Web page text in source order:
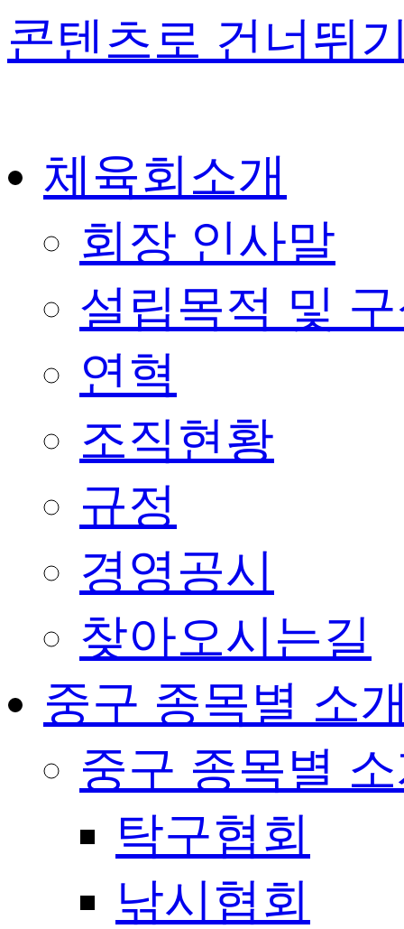
콘텐츠로 건너뛰
체육회소개
회장 인사말
설립목적 및
연혁
조직현황
규정
경영공시
찾아오시는길
중구 종목별 소
중구 종목별
탁구협회
낚시협회